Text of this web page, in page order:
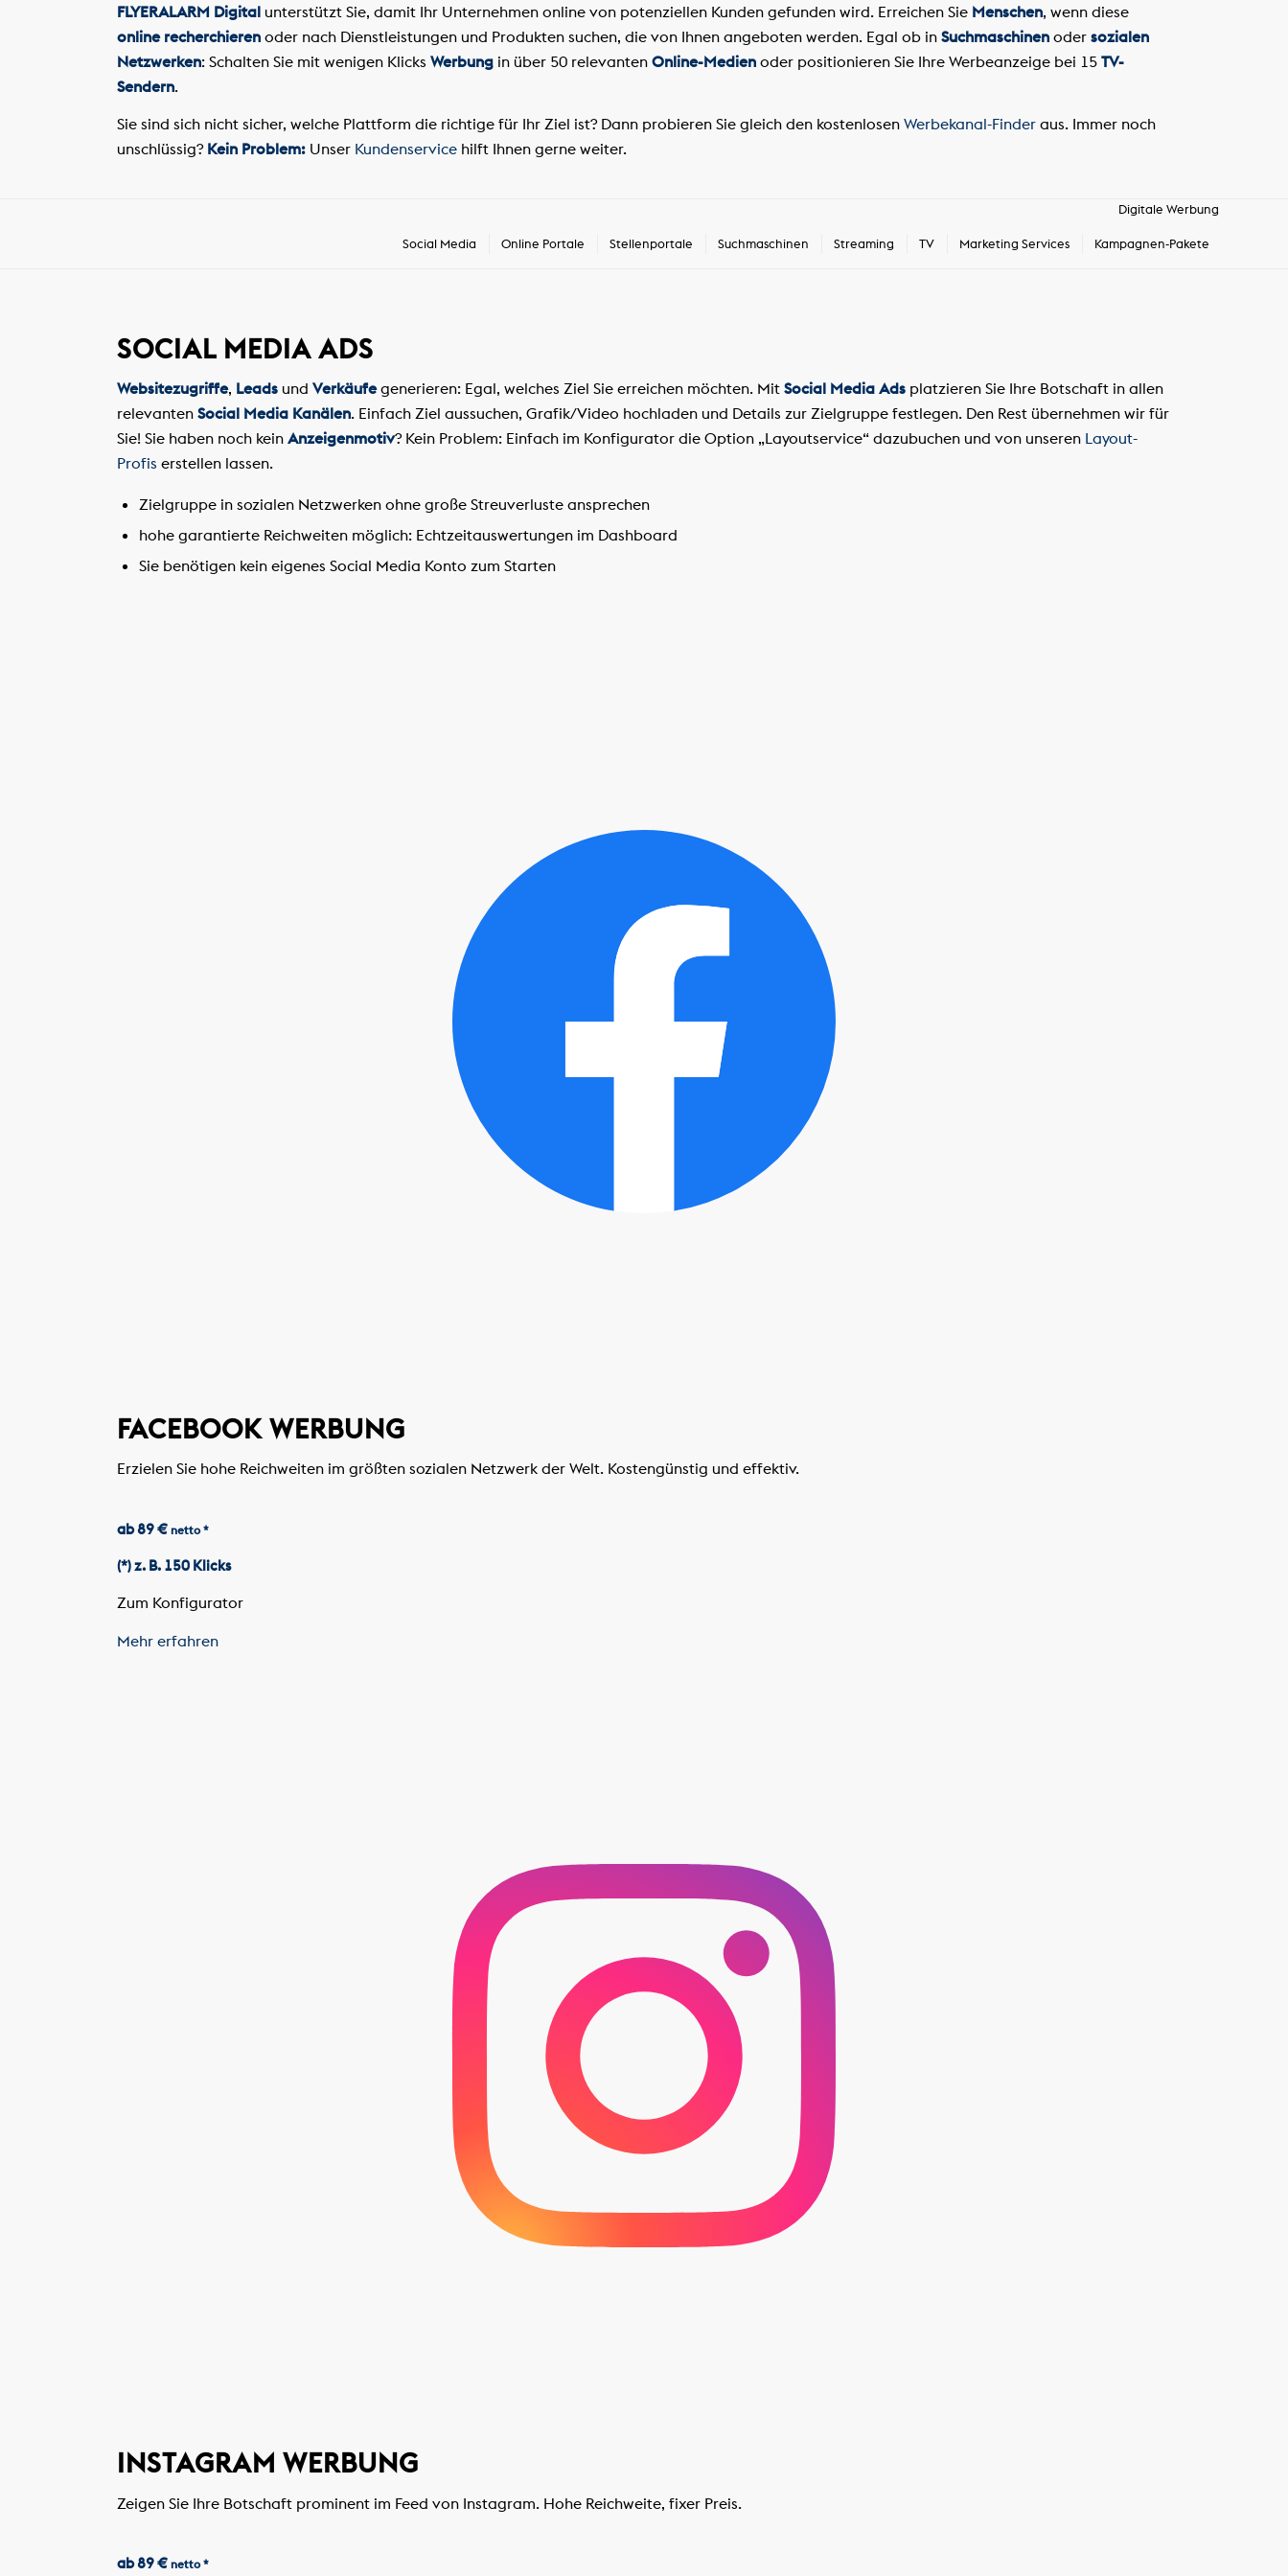
FLYERALARM Digital unterstützt Sie, damit Ihr Unternehmen online von potenziellen Kunden gefunden wird. Erreichen Sie Menschen, wenn diese
online recherchieren oder nach Dienstleistungen und Produkten suchen, die von Ihnen angeboten werden. Egal ob in Suchmaschinen oder sozialen
Netzwerken: Schalten Sie mit wenigen Klicks Werbung in über 50 relevanten Online-Medien oder positionieren Sie Ihre Werbeanzeige bei 15 TV-
Sendern.
Sie sind sich nicht sicher, welche Plattform die richtige für Ihr Ziel ist? Dann probieren Sie gleich den kostenlosen Werbekanal-Finder aus. Immer noch
unschlüssig? Kein Problem: Unser Kundenservice hilft Ihnen gerne weiter.
Digitale Werbung
Social Media Online Portale Stellenportale Suchmaschinen Streaming TV Marketing Services Kampagnen-Pakete
SOCIAL MEDIA ADS
Websitezugriffe, Leads und Verkäufegenerieren: Egal, welches Ziel Sie erreichen möchten. Mit Social Media Ads platzieren Sie Ihre Botschaft in allen
relevanten Social Media Kanälen. Einfach Ziel aussuchen, Grafik/Video hochladen und Details zur Zielgruppe festlegen. Den Rest übernehmen wir für
Sie! Sie haben noch kein Anzeigenmotiv? Kein Problem: Einfach im Konfigurator die Option „Layoutservice“ dazubuchen und von unseren Layout-
Profis erstellen lassen.
Zielgruppe in sozialen Netzwerken ohne große Streuverluste ansprechen
hohe garantierte Reichweiten möglich: Echtzeitauswertungen im Dashboard
Sie benötigen kein eigenes Social Media Konto zum Starten
FACEBOOK WERBUNG
Erzielen Sie hohe Reichweiten im größten sozialen Netzwerk der Welt. Kostengünstig und effektiv.
ab 89 € netto *
(*) z. B. 150 Klicks
Zum Konfigurator
Mehr erfahren
INSTAGRAM WERBUNG
Zeigen Sie Ihre Botschaft prominent im Feed von Instagram. Hohe Reichweite, fixer Preis.
ab 89 € netto *